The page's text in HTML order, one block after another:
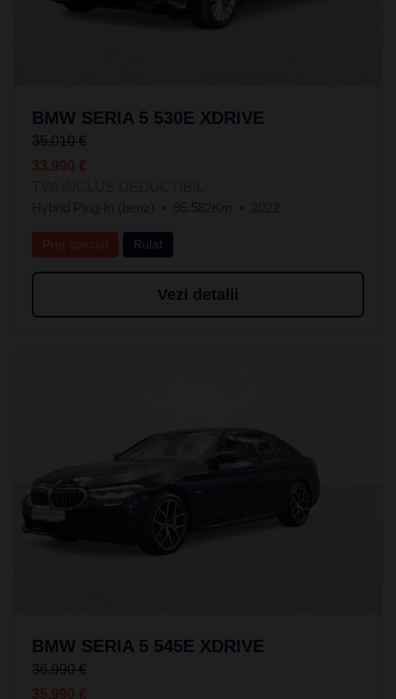
BMW SERIA 5 530E XDRIVE
35.010 €
33.990 €
Preț special Rulat
Vezi detalii
BMW SERIA 5 545E XDRIVE
36.990 €
35.990 €